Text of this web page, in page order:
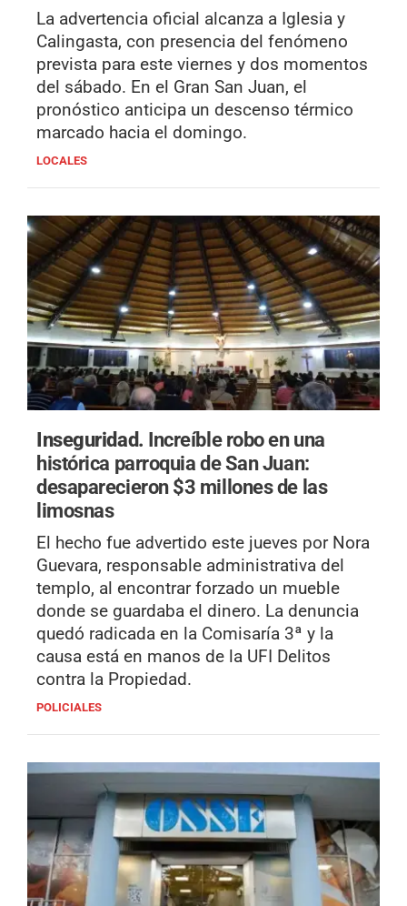
La advertencia oficial alcanza a Iglesia y
Calingasta, con presencia del fenómeno
prevista para este viernes y dos momentos
del sábado. En el Gran San Juan, el
pronóstico anticipa un descenso térmico
marcado hacia el domingo.
LOCALES
Inseguridad. Increíble robo en una
histórica parroquia de San Juan:
desaparecieron $3 millones de las
limosnas
El hecho fue advertido este jueves por Nora
Guevara, responsable administrativa del
templo, al encontrar forzado un mueble
donde se guardaba el dinero. La denuncia
quedó radicada en la Comisaría 3ª y la
causa está en manos de la UFI Delitos
contra la Propiedad.
POLICIALES